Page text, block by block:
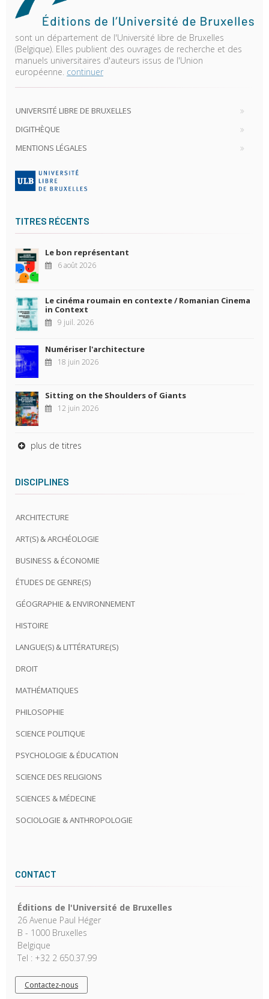
sont un département de l'Université libre de Bruxelles
(Belgique). Elles publient des ouvrages de recherche et des
manuels universitaires d'auteurs issus de l'Union
européenne. continuer
UNIVERSITÉ LIBRE DE BRUXELLES
DIGITHÈQUE
MENTIONS LÉGALES
TITRES RÉCENTS
Le bon représentant
6 août 2026
Le cinéma roumain en contexte / Romanian Cinema
in Context
9 juil. 2026
Numériser l'architecture
18 juin 2026
Sitting on the Shoulders of Giants
12 juin 2026
plus de titres
DISCIPLINES
ARCHITECTURE
ART(S) & ARCHÉOLOGIE
BUSINESS & ÉCONOMIE
ÉTUDES DE GENRE(S)
GÉOGRAPHIE & ENVIRONNEMENT
HISTOIRE
LANGUE(S) & LITTÉRATURE(S)
DROIT
MATHÉMATIQUES
PHILOSOPHIE
SCIENCE POLITIQUE
PSYCHOLOGIE & ÉDUCATION
SCIENCE DES RELIGIONS
SCIENCES & MÉDECINE
SOCIOLOGIE & ANTHROPOLOGIE
CONTACT
Éditions de l'Université de Bruxelles
26 Avenue Paul Héger
B - 1000 Bruxelles
Belgique
Tel : +32 2 650.37.99
Contactez-nous